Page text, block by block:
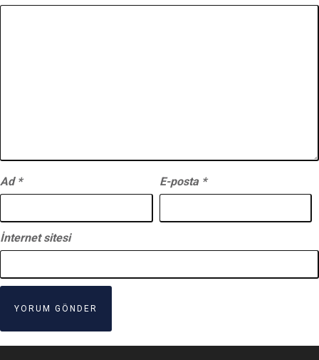
Ad * E-posta *
İnternet sitesi